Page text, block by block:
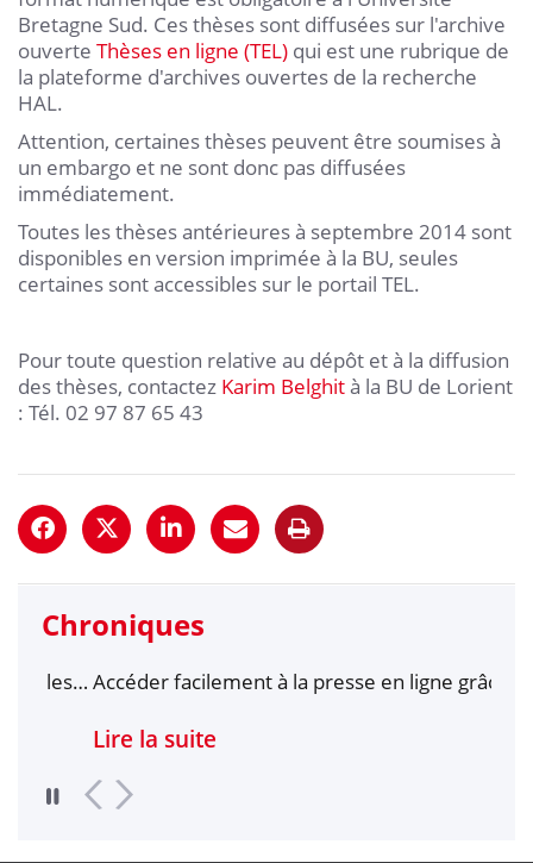
Bretagne Sud. Ces thèses sont diffusées sur l'archive
ouverte Thèses en ligne (TEL) qui est une rubrique de
la plateforme d'archives ouvertes de la recherche
HAL.
Attention, certaines thèses peuvent être soumises à
un embargo et ne sont donc pas diffusées
immédiatement.
Toutes les thèses antérieures à septembre 2014 sont
disponibles en version imprimée à la BU, seules
certaines sont accessibles sur le portail TEL.
Pour toute question relative au dépôt et à la diffusion
des thèses, contactez Karim Belghità la BU de Lorient
: Tél. 02 97 87 65 43
Chroniques
Accéder facilement à la presse en ligne grâce à
Lire la suite